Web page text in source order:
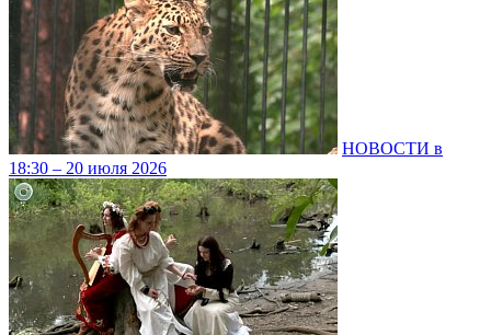
НОВОСТИ в
18:30 – 20 июля 2026